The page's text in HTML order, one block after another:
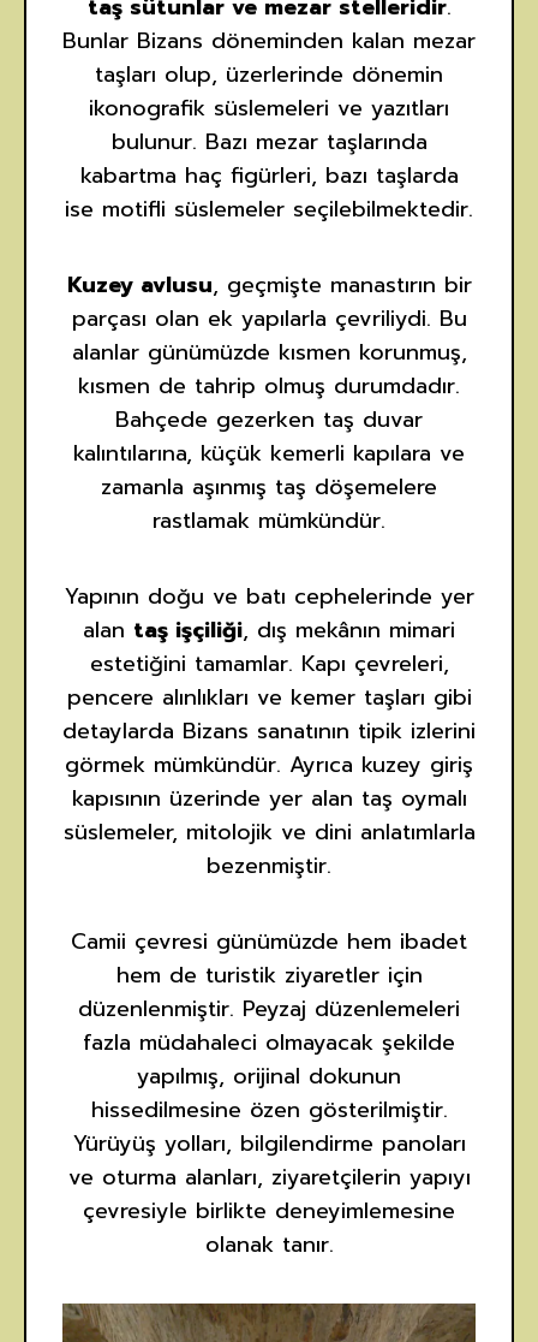
taş sütunlar ve mezar stelleridir.
Bunlar Bizans döneminden kalan mezar
taşları olup, üzerlerinde dönemin
ikonografik süslemeleri ve yazıtları
bulunur. Bazı mezar taşlarında
kabartma haç figürleri, bazı taşlarda
ise motifli süslemeler seçilebilmektedir.
Kuzey avlusu, geçmişte manastırın bir
parçası olan ek yapılarla çevriliydi. Bu
alanlar günümüzde kısmen korunmuş,
kısmen de tahrip olmuş durumdadır.
Bahçede gezerken taş duvar
kalıntılarına, küçük kemerli kapılara ve
zamanla aşınmış taş döşemelere
rastlamak mümkündür.
Yapının doğu ve batı cephelerinde yer
alan taş işçiliği, dış mekânın mimari
estetiğini tamamlar. Kapı çevreleri,
pencere alınlıkları ve kemer taşları gibi
detaylarda Bizans sanatının tipik izlerini
görmek mümkündür. Ayrıca kuzey giriş
kapısının üzerinde yer alan taş oymalı
süslemeler, mitolojik ve dini anlatımlarla
bezenmiştir.
Camii çevresi günümüzde hem ibadet
hem de turistik ziyaretler için
düzenlenmiştir. Peyzaj düzenlemeleri
fazla müdahaleci olmayacak şekilde
yapılmış, orijinal dokunun
hissedilmesine özen gösterilmiştir.
Yürüyüş yolları, bilgilendirme panoları
ve oturma alanları, ziyaretçilerin yapıyı
çevresiyle birlikte deneyimlemesine
olanak tanır.